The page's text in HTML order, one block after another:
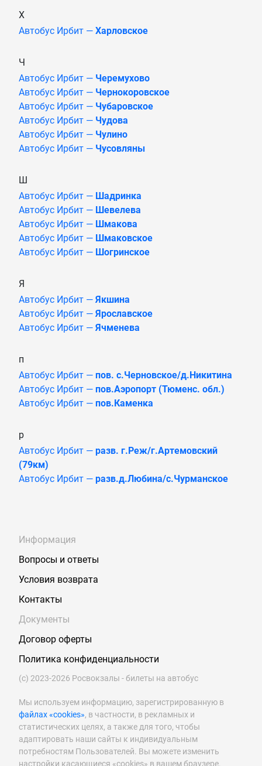
Х
Автобус Ирбит — Харловское
Ч
Автобус Ирбит — Черемухово
Автобус Ирбит — Чернокоровское
Автобус Ирбит — Чубаровское
Автобус Ирбит — Чудова
Автобус Ирбит — Чулино
Автобус Ирбит — Чусовляны
Ш
Автобус Ирбит — Шадринка
Автобус Ирбит — Шевелева
Автобус Ирбит — Шмакова
Автобус Ирбит — Шмаковское
Автобус Ирбит — Шогринское
Я
Автобус Ирбит — Якшина
Автобус Ирбит — Ярославское
Автобус Ирбит — Ячменева
п
Автобус Ирбит — пов. с.Черновское/д.Никитина
Автобус Ирбит — пов.Аэропорт (Тюменс. обл.)
Автобус Ирбит — пов.Каменка
р
Автобус Ирбит — разв. г.Реж/г.Артемовский
(79км)
Автобус Ирбит — разв.д.Любина/с.Чурманское
Информация
Вопросы и ответы
Условия возврата
Контакты
Документы
Договор оферты
Политика конфиденциальности
(с) 2023-2026 Росвокзалы - билеты на автобус
Мы используем информацию, зарегистрированную в
файлах «cookies», в частности, в рекламных и
статистических целях, а также для того, чтобы
адаптировать наши сайты к индивидуальным
потребностям Пользователей. Вы можете изменить
настройки касающиеся «cookies» в вашем браузере.